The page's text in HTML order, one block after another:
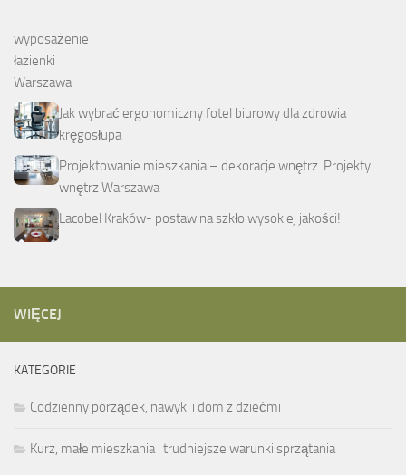
Jak wybrać ergonomiczny fotel biurowy dla zdrowia
kręgosłupa
Projektowanie mieszkania – dekoracje wnętrz. Projekty
wnętrz Warszawa
Lacobel Kraków- postaw na szkło wysokiej jakości!
WIĘCEJ
KATEGORIE
Codzienny porządek, nawyki i dom z dziećmi
Kurz, małe mieszkania i trudniejsze warunki sprzątania